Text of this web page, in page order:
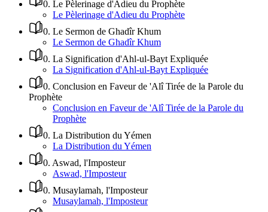
0. Le Pèlerinage d'Adieu du Prophète
Le Pèlerinage d'Adieu du Prophète
0. Le Sermon de Ghadîr Khum
Le Sermon de Ghadîr Khum
0. La Signification d'Ahl-ul-Bayt Expliquée
La Signification d'Ahl-ul-Bayt Expliquée
0. Conclusion en Faveur de 'Alî Tirée de la Parole du
Prophète
Conclusion en Faveur de 'Alî Tirée de la Parole du
Prophète
0. La Distribution du Yémen
La Distribution du Yémen
0. Aswad, l'Imposteur
Aswad, l'Imposteur
0. Musaylamah, l'Imposteur
Musaylamah, l'Imposteur